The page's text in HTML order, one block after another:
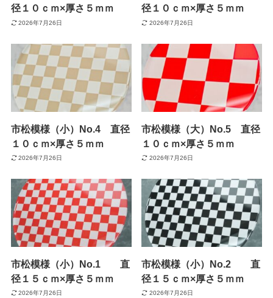
径１０ｃｍ×厚さ５ｍｍ
2026年7月26日
径１０ｃｍ×厚さ５ｍｍ
2026年7月26日
市松模様（小）No.4 直径
１０ｃｍ×厚さ５ｍｍ
2026年7月26日
市松模様（大）No.5 直径
１０ｃｍ×厚さ５ｍｍ
2026年7月26日
市松模様（小）No.1 直
径１５ｃｍ×厚さ５ｍｍ
2026年7月26日
市松模様（小）No.2 直
径１５ｃｍ×厚さ５ｍｍ
2026年7月26日